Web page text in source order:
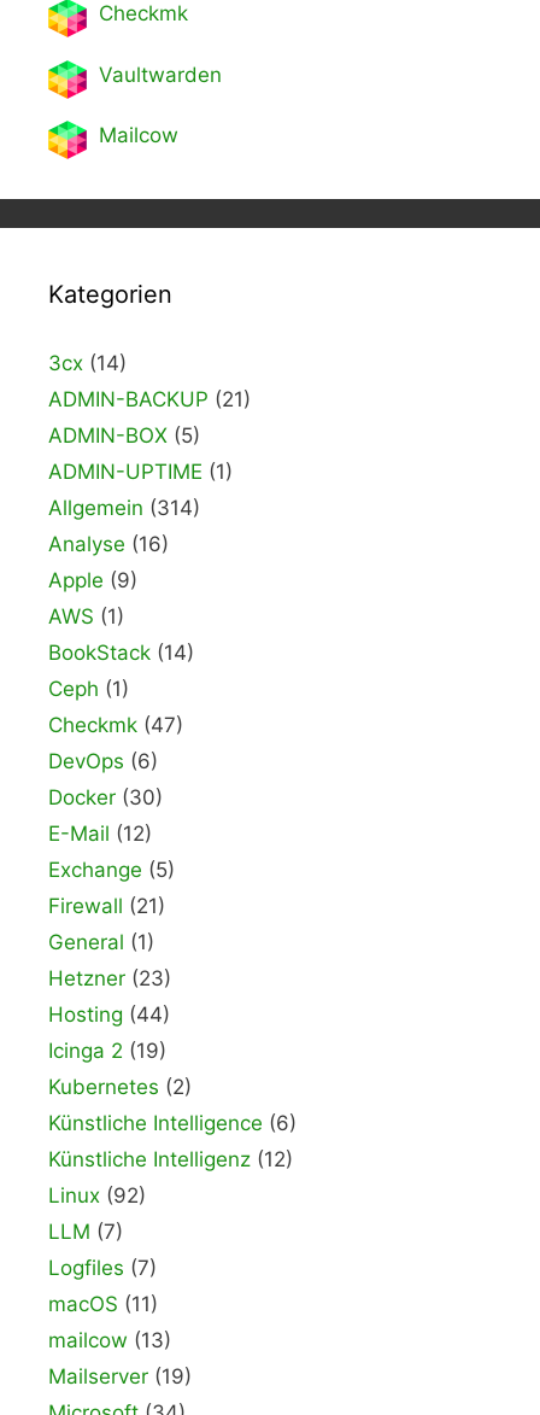
Checkmk
Vaultwarden
Mailcow
Kategorien
3cx (14)
ADMIN-BACKUP (21)
ADMIN-BOX (5)
ADMIN-UPTIME (1)
Allgemein (314)
Analyse (16)
Apple (9)
AWS (1)
BookStack (14)
Ceph (1)
Checkmk (47)
DevOps (6)
Docker (30)
E-Mail (12)
Exchange (5)
Firewall (21)
General (1)
Hetzner (23)
Hosting (44)
Icinga 2 (19)
Kubernetes (2)
Künstliche Intelligence (6)
Künstliche Intelligenz (12)
Linux (92)
LLM (7)
Logfiles (7)
macOS (11)
mailcow (13)
Mailserver (19)